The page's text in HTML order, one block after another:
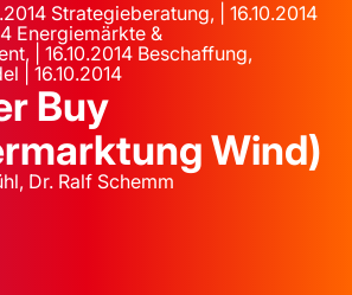
Strategieberatung, | 16.10.2014
Energiemärkte &
| 16.10.2014 Beschaffung,
| 16.10.2014
Buy
Wind)
Dr. Ralf Schemm